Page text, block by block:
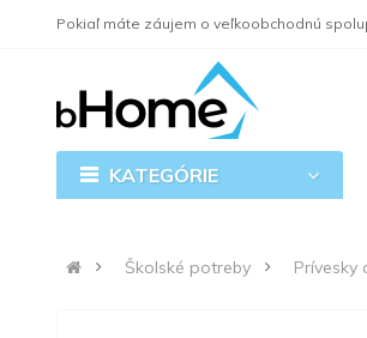
Pokiaľ máte záujem o veľkoobchodnú
KATEGÓRIE
Školské potreby Prívesky